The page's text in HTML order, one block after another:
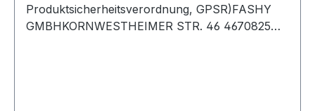
Produktsicherheitsverordnung, GPSR)FASHY
GMBHKORNWESTHEIMER STR. 46 4670825